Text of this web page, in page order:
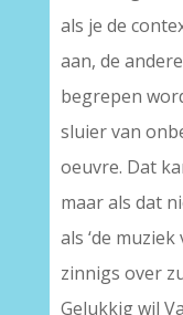
als je de
aan, de
begrepen
sluier van
oeuvre. Dat
maar als dat
als ‘de
zinnigs over
Gelukkig wil